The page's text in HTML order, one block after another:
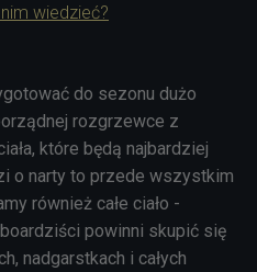
wiedzieć?
do sezonu dużo
rozgrzewce z
które będą najbardziej
o narty to przede wszystkim
również całe ciało -
powinni skupić się
nadgarstkach i całych